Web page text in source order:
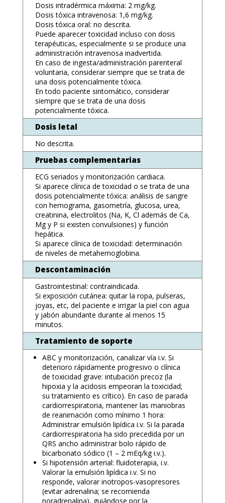
Dosis intradérmica máxima: 2 mg/kg.
Dosis tóxica intravenosa: 1,6 mg/kg.
Dosis tóxica oral: no descrita.
Puede aparecer toxicidad incluso con dosis
terapéuticas, especialmente si se produce una
administración intravenosa inadvertida.
En caso de ingesta/administración parenteral
voluntaria, considerar siempre que se trata de
una dosis potencialmente tóxica.
En todo paciente sintomático, considerar
siempre que se trata de una dosis
potencialmente tóxica.
Dosis letal
No descrita.
Pruebas complementarias
ECG seriados y monitorización cardiaca.
Si aparece clínica de toxicidad o se trata de una
dosis potencialmente tóxica: análisis de sangre
con hemograma, gasometría, glucosa, urea,
creatinina, electrolitos (Na, K, Cl además de Ca,
Mg y P si existen convulsiones) y función
hepática.
Si aparece clínica de toxicidad: determinación
de niveles de metahemoglobina.
Descontaminación
Gastrointestinal: contraindicada.
Si exposición cutánea: quitar la ropa, pulseras,
joyas, etc, del paciente e irrigar la piel con agua
y jabón abundante durante al menos 15
minutos.
Tratamiento de soporte
ABC y monitorización, canalizar vía i.v. Si
deterioro rápidamente progresivo o clínica
de toxicidad grave: intubación precoz (la
hipoxia y la acidosis empeoran la toxicidad;
su tratamiento es crítico). En caso de parada
cardiorrespiratoria, mantener las maniobras
de reanimación como mínimo 1 hora:
Administrar emulsión lipídica i.v. Si la parada
cardiorrespiratoria ha sido precedida por un
QRS ancho administrar bolo rápido de
bicarbonato sódico (1 – 2 mEq/kg i.v.).
Si hipotensión arterial: fluidoterapia, i.v.
Valorar la emulsión lipídica i.v. Si no
responde, valorar inotropos-vasopresores
(evitar adrenalina; se recomienda
noradrenalina), guiándose por la